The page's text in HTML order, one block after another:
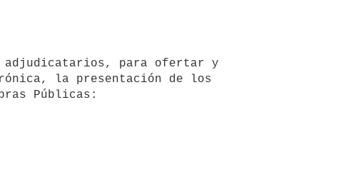
adjudicatarios, para ofertar y
la presentación de los
Públicas: